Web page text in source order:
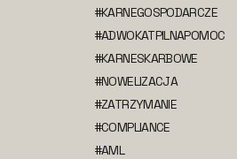
#KARNEGOSPODARCZE
#ADWOKATPILNAPOMOC
#KARNESKARBOWE
#NOWELIZACJA
#ZATRZYMANIE
#COMPLIANCE
#AML